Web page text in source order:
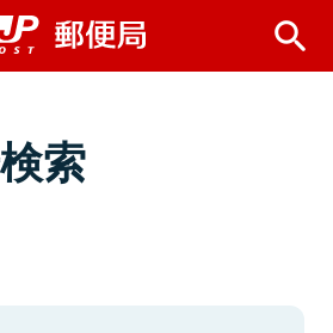
索